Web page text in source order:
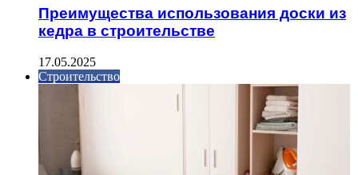
Преимущества использования доски из
кедра в строительстве
17.05.2025
Строительство